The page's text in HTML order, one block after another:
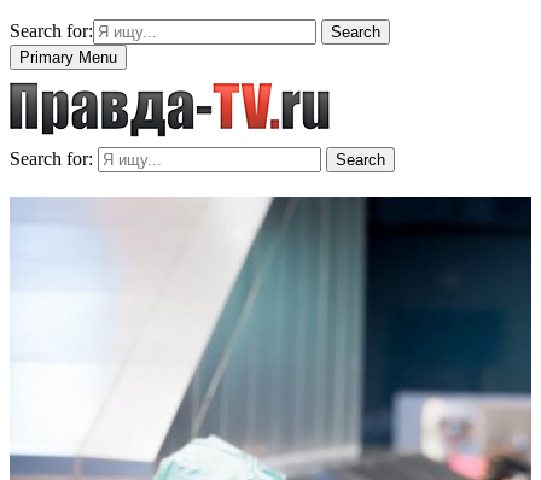
Search for:
Search
Primary Menu
Search for: Search